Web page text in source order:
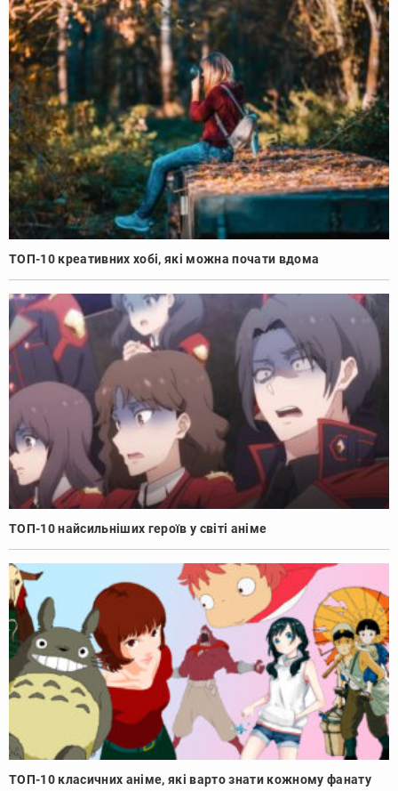
ТОП-10 креативних хобі, які можна почати вдома
ТОП-10 найсильніших героїв у світі аніме
ТОП-10 класичних аніме, які варто знати кожному фанату